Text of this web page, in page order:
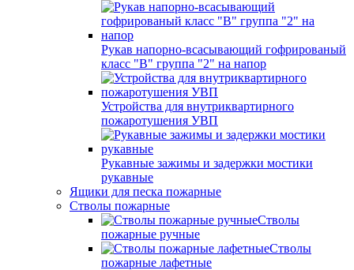
Рукав напорно-всасывающий гофрированый
класс "В" группа "2" на напор
Устройства для внутриквартирного
пожаротушения УВП
Рукавные зажимы и задержки мостики
рукавные
Ящики для песка пожарные
Стволы пожарные
Стволы
пожарные ручные
Стволы
пожарные лафетные